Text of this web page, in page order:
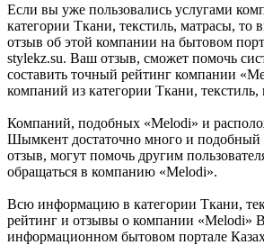
Если вы уже пользовались услугами
категории Ткани, текстиль, матрасы, то
отзыв об этой компании на бытовом
stylekz.su. Ваш отзыв, сможет помочь
составить точный рейтинг компании
компаний из категории Ткани, текстиль,
Компаний, подобных «Melodi» и
Шымкент достаточно много и подобный
отзыв, могут помочь другим
обращаться в компанию «Melodi».
Всю информацию в категории Ткани,
рейтинг и отзывы о компании «Melodi»
информационном бытовом портале